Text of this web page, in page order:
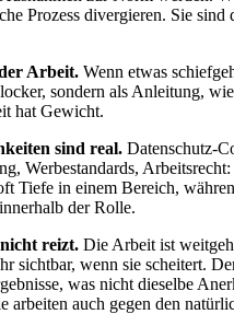
Prozess divergieren. Sie sind
Arbeit. Wenn etwas
sondern als Anleitung,
hat Gewicht.
sind real. Datenschutz-
Werbestandards,
Tiefe in einem Bereich,
der Rolle.
reizt. Die Arbeit ist
sichtbar, wenn sie scheitert.
was nicht dieselbe
arbeiten auch gegen den